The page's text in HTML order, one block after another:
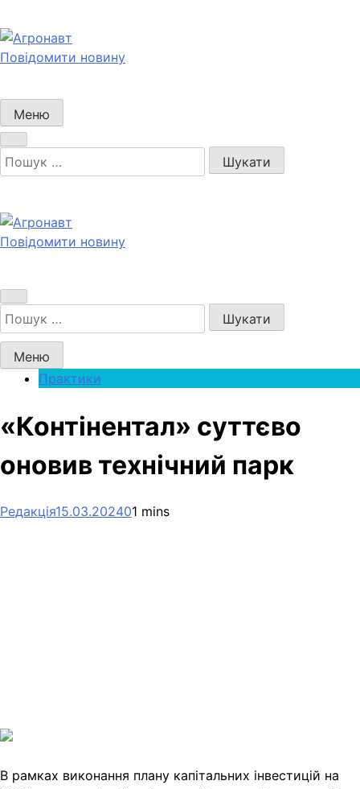
до
вмісту
Новини українського агробізнесу
Повідомити новину
Меню
Пошук:
Агронавт
Новини українського агробізнесу
Повідомити новину
Пошук:
Меню
Практики
«Контінентал» суттєво
оновив технічний парк
Редакція15.03.202401 mins
Link
Print
В рамках виконання плану капітальних інвестицій на